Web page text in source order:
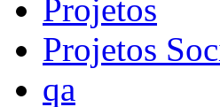
Projetos
Projetos
qa